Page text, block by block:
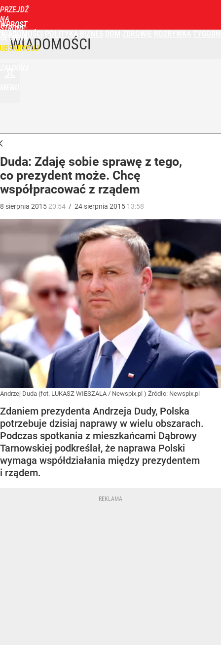
PRZEJDŹ
NA
STRONĘ
GŁÓWNĄ
WPROST
POLITYKA
WIADOMOŚCI
Duda: Zdaję sobie sprawę z tego,
co prezydent może. Chcę
współpracować z rządem
8 sierpnia 2015 20:54 / 24 sierpnia 2015 13:58
Andrzej Duda (fot. LUKASZ WIESZALA / Newspix.pl ) Źródło: Newspix.pl
Zdaniem prezydenta Andrzeja Dudy, Polska
potrzebuje dzisiaj naprawy w wielu obszarach.
Podczas spotkania z mieszkańcami Dąbrowy
Tarnowskiej podkreślał, że naprawa Polski
wymaga współdziałania między prezydentem
i rządem.